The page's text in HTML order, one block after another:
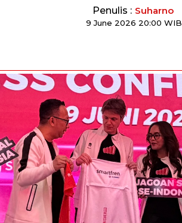
Penulis : Suharno
9 June 2026 20:00 WIB